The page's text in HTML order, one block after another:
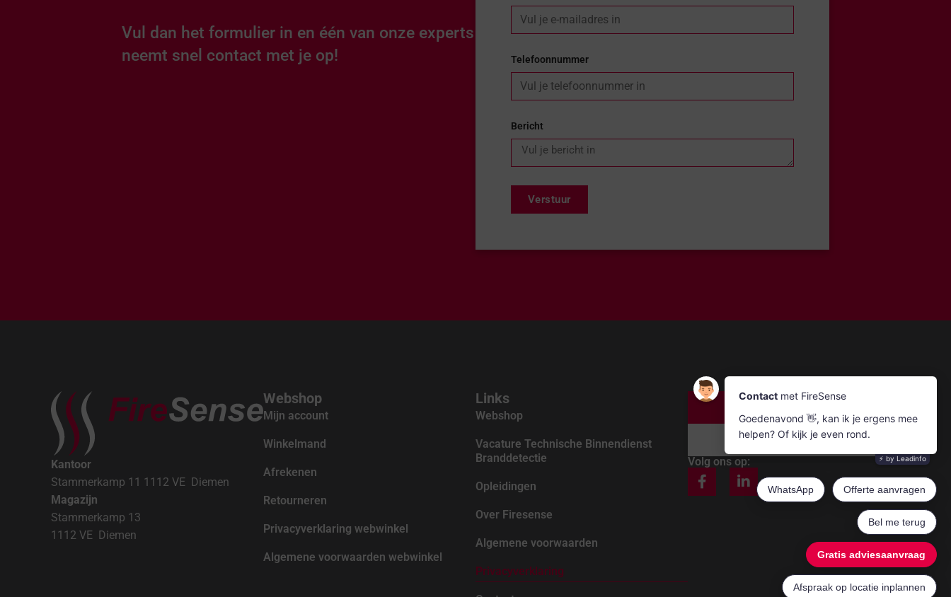
Vul dan het formulier in en één van onze experts
neemt snel contact met je op!
Telefoonnummer
Bericht
Verstuur
Kantoor
Stammerkamp 11 1112 VE Diemen
Magazijn
Stammerkamp 13
1112 VE Diemen
Webshop
Mijn account
Winkelmand
Afrekenen
Retourneren
Privacyverklaring webwinkel
Algemene voorwaarden webwinkel
Links
Webshop
Vacature Technische Binnendienst
Branddetectie
Opleidingen
Over Firesense
Algemene voorwaarden
Privacyverklaring
Mail ons
Volg ons op: